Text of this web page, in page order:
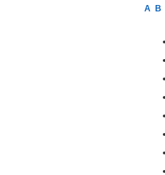
A B